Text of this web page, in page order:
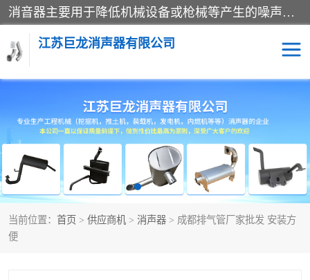
消音器主要用于降低机械设备或枪械等产生的噪声。它通过阻尼或增加排气面积来降低排气速度和功率，从而降低噪声。常见的消音器类型包括阻性消声器、抗性消声器、共振消声器以及阻抗复合式消声器等。这些消音器各有特点，适用于不同频率的噪声消除。
江苏巨龙消声器有限公司
当前位置： 首页 > 供应商机 > 消声器 > 成都排气管厂家批发 安装方
便
消声器